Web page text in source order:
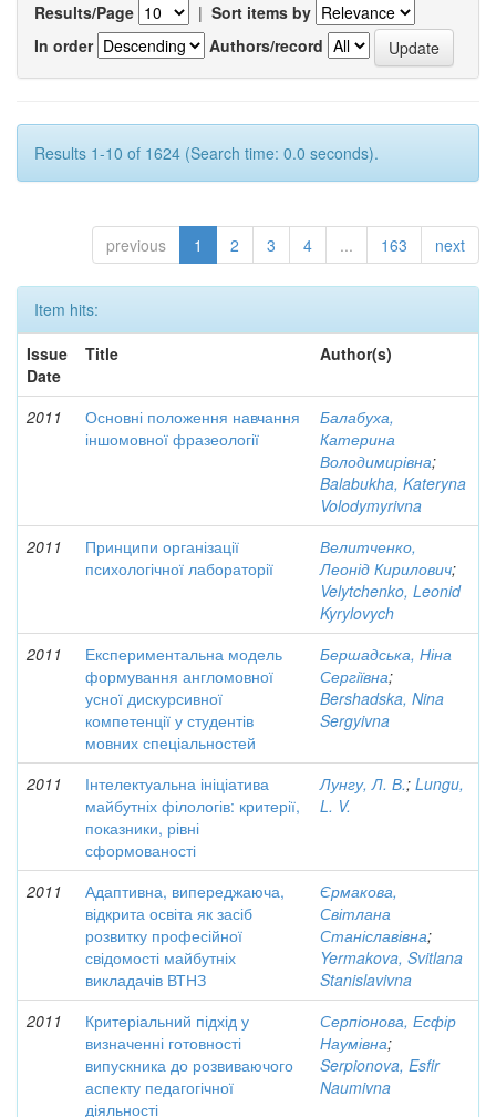
Results/Page | Sort items by
In order
Authors/record
Results 1-10 of 1624 (Search time: 0.0 seconds).
previous 1 2 3 4 ... 163 next
Item hits:
Issue
Date
Title Author(s)
2011
Основні положення навчання
іншомовної фразеології
Балабуха,
Катерина
Володимирівна;
Balabukha, Kateryna
Volodymyrivna
2011
Принципи організації
психологічної лабораторії
Велитченко,
Леонід Кирилович;
Velytchenko, Leonid
Kyrylovych
2011
Експериментальна модель
формування англомовної
усної дискурсивної
компетенції у студентів
мовних спеціальностей
Бершадська, Ніна
Сергіївна;
Bershadska, Nina
Sergyivna
2011
Інтелектуальна ініціатива
майбутніх філологів: критерії,
показники, рівні
сформованості
Лунгу, Л. В.; Lungu,
L. V.
2011
Адаптивна, випереджаюча,
відкрита освіта як засіб
розвитку професійної
свідомості майбутніх
викладачів ВТНЗ
Єрмакова,
Світлана
Станіславівна;
Yermakova, Svitlana
Stanislavivna
2011
Критеріальний підхід у
визначенні готовності
випускника до розвиваючого
аспекту педагогічної
діяльності
Серпіонова, Есфір
Наумівна;
Serpionova, Esfir
Naumivna